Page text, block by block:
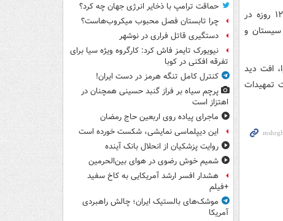
وی همچنین درباره وضعیت جوی شرق کشور یادآور شد: تداوم حاکمیت بادهای ۱۲۰ روزه در
و
افت دید
تمهیدات
حماقت ترامپ با ذخایر انرژی جهان چه کرد؟
چرا تابستان فصل محبوب میکروب‌هاست؟
دستگیری قاتل فراری در نوشهر
نیویورک تایمز فاش کرد: کارگروه ویژه سیا برای
تفرقه افکنی در کوبا
کنترل کامل تنگه هرمز در دست ایران!
پرچم سیاه بر فراز گنبد حسینی همچنان در
اهتزاز است
ماجرای پیاده روی اربعین حاج رمضان
این دیپلماسی نمایشی، شکست خورده است
روایت پزشکیان از انحلال بانک آینده
شمیم خوش رضوی در هوای بین‌الحرمین
هشدار افسر ارشد آمریکایی به کاخ سفید
+فیلم
موشک‌های بالستیک ایران؛ چالش راهبردی
آمریکا